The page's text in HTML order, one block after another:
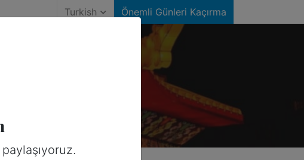
Turkish Önemli Günleri Kaçırma